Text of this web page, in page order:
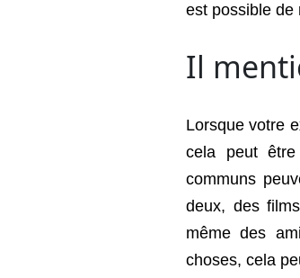
est possible de
Il
Lorsque votre
cela peut
communs
deux, des
même des
choses, cela